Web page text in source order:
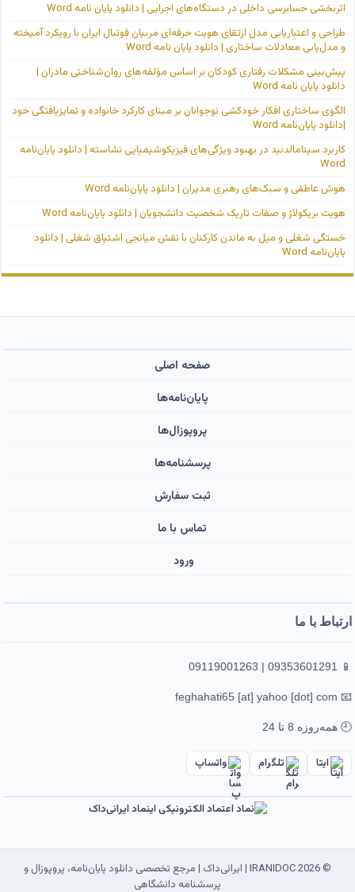
اثربخشی حسابرسی داخلی در دستگاه‌های اجرایی | دانلود پایان نامه Word
طراحی و اعتباریابی مدل ارتقای هویت حرفه‌ای مربیان فوتبال ایران با رویکرد آمیخته
و مدل‌یابی معادلات ساختاری | دانلود پایان نامه Word
پیش‌بینی مشکلات رفتاری کودکان بر اساس مؤلفه‌های روان‌شناختی مادران |
دانلود پایان نامه Word
الگوی ساختاری افکار خودکشی نوجوانان بر مبنای کارکرد خانواده و تمایزیافتگی خود
|دانلود پایان‌نامه Word
کاربرد سینامالدئید در بهبود ویژگی‌های فیزیکوشیمیایی نشاسته | دانلود پایان‌نامه
Word
هوش عاطفی و سبک‌های رهبری مدیران | دانلود پایان‌نامه Word
هویت بریکولاژ و صفات تاریک شخصیت دانشجویان | دانلود پایان‌نامه Word
خستگی شغلی و میل به ماندن کارکنان با نقش میانجی اشتیاق شغلی | دانلود
پایان‌نامه Word
صفحه اصلی
پایان‌نامه‌ها
پروپوزال‌ها
پرسشنامه‌ها
ثبت سفارش
تماس با ما
ورود ‌
ارتباط با ما
📱 09353601291 | 09119001263
📧 feghahati65 [at] yahoo [dot] com
🕘 همه‌روزه 8 تا 24
ایتا تلگرام واتساپ
© 2026 IRANIDOC | ایرانی‌داک | مرجع تخصصی دانلود پایان‌نامه، پروپوزال و
پرسشنامه دانشگاهی